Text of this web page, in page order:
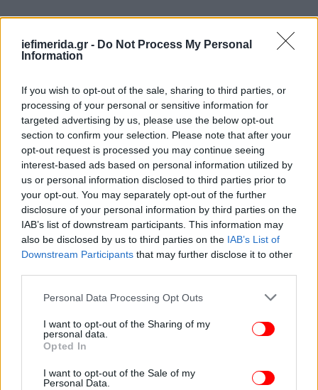
iefimerida.gr - Do Not Process My Personal
Information
If you wish to opt-out of the sale, sharing to third parties, or
processing of your personal or sensitive information for
targeted advertising by us, please use the below opt-out
section to confirm your selection. Please note that after your
opt-out request is processed you may continue seeing
interest-based ads based on personal information utilized by
us or personal information disclosed to third parties prior to
your opt-out. You may separately opt-out of the further
disclosure of your personal information by third parties on the
IAB’s list of downstream participants. This information may
also be disclosed by us to third parties on the IAB’s List of
Downstream Participants that may further disclose it to other
Please note that this website/app uses one or more Google
not limited to your visit or usage behaviour. You may click to
grant or deny consent to Google and its third-party tags to
use your data for below specified purposes in below Google
consent section.
Personal Data Processing Opt Outs
I want to opt-out of the Sharing of my
personal data.
Opted In
I want to opt-out of the Sale of my
Personal Data.